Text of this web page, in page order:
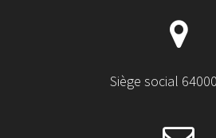
Siège social